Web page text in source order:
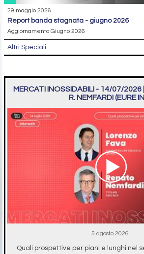
29 maggio 2026
report banda stagnata - giugno 2026
Aggiornamento Giugno 2026
Altri Speciali
MERCATI INOSSIDABILI - 14/07/2026 |
R. NEMFARDI (EURE
5 agosto 2026
Quali prospettive per piani e lunghi nel